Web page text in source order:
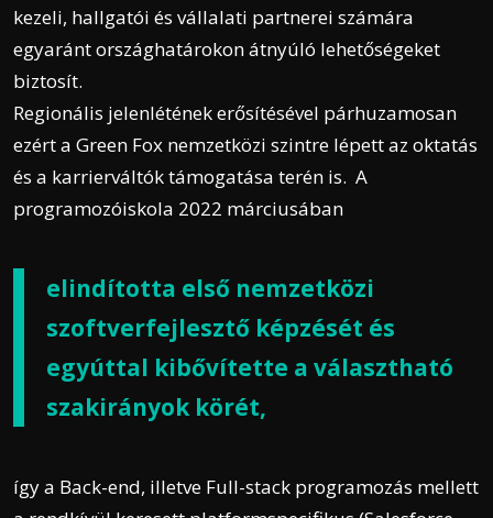
kezeli, hallgatói és vállalati partnerei számára
egyaránt országhatárokon átnyúló lehetőségeket
biztosít.
Regionális jelenlétének erősítésével párhuzamosan
ezért a Green Fox nemzetközi szintre lépett az oktatás
és a karrierváltók támogatása terén is. A
programozóiskola 2022 márciusában
elindította első nemzetközi
szoftverfejlesztő képzését és
egyúttal kibővítette a választható
szakirányok körét,
így a Back-end, illetve Full-stack programozás mellett